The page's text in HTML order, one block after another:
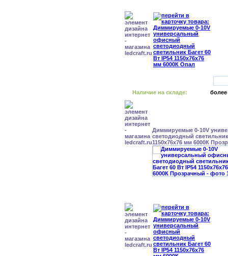
Наличие на складе: более
Диммируемые 0-10V
светодиодный светильник
1150x76x76 мм 6000К